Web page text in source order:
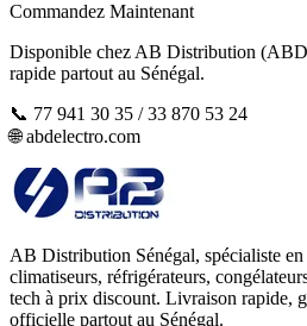
Commandez Maintenant
Disponible chez AB Distribution
rapide partout au Sénégal.
📞 77 941 30 35 / 33 870 53 24
🌐 abdelectro.com
AB Distribution Sénégal, spécialiste en
climatiseurs, réfrigérateurs,
tech à prix discount. Livraison rapide,
officielle partout au Sénégal.